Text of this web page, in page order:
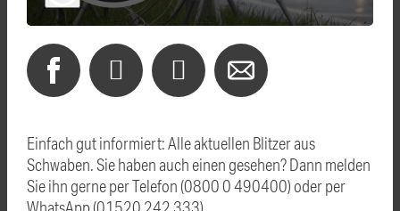
Einfach gut informiert: Alle aktuellen Blitzer aus
Schwaben. Sie haben auch einen gesehen? Dann melden
Sie ihn gerne per Telefon (0800 0 490400) oder per